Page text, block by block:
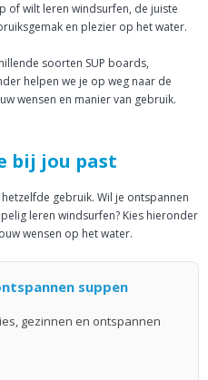
of wilt leren windsurfen, de juiste
en plezier op het water.
soorten SUP boards,
helpen we je op weg naar de
wensen en manier van gebruik.
bij jou past
gebruik. Wil je ontspannen
leren windsurfen? Kies hieronder
wensen op het water.
suppen
gezinnen en ontspannen